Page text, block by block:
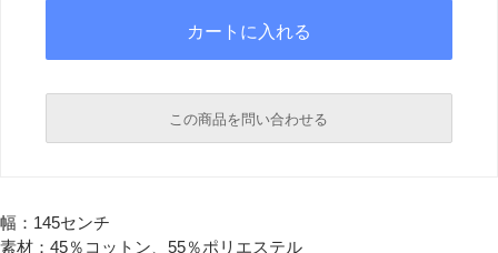
この商品を問い合わせる
幅：145センチ
素材：45％コットン、55％ポリエステル